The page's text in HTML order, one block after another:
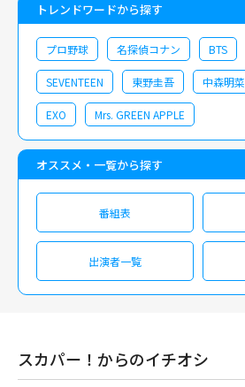
トレンドワードから探す
プロ野球 名探偵コナン BTS
SEVENTEEN 東野圭吾 中森明菜
EXO Mrs. GREEN APPLE
オススメ・一覧から探す
番組表
出演者一覧
スカパー！からのイチオシ